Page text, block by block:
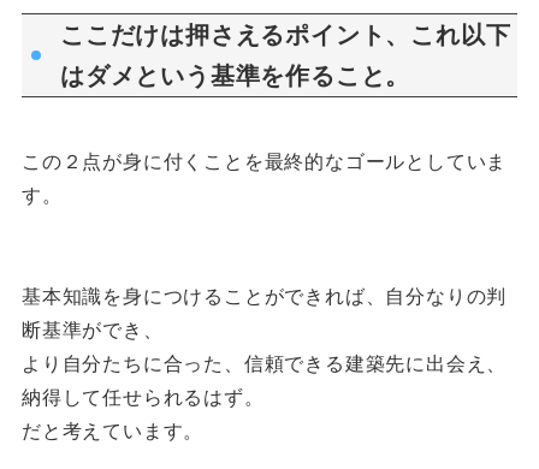
ここだけは押さえるポイント、これ以下
はダメという基準を作ること。
この２点が身に付くことを最終的なゴールとしていま
す。
基本知識を身につけることができれば、自分なりの判
断基準ができ、
より自分たちに合った、信頼できる建築先に出会え、
納得して任せられるはず。
だと考えています。